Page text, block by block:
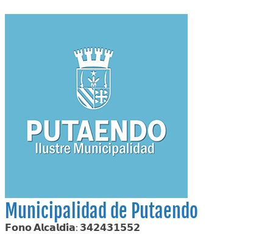
to
Municipalidad de Putaendo
𝗙𝗼𝗻𝗼 𝗔𝗹𝗰𝗮𝗹𝗱𝗶́𝗮: 𝟯𝟰𝟮𝟰𝟯𝟭𝟱𝟱𝟮